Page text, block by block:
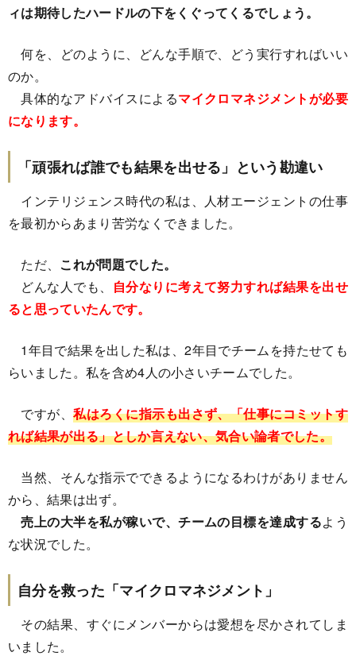
ィは期待したハードルの下をくぐってくるでしょう。
何を、どのように、どんな手順で、どう実行すればいい
のか。
具体的なアドバイスによるマイクロマネジメントが必要
になります。
「頑張れば誰でも結果を出せる」という勘違い
インテリジェンス時代の私は、人材エージェントの仕事
を最初からあまり苦労なくできました。
ただ、 これが問題でした。
どんな人でも、 自分なりに考えて努力すれば結果を出せ
ると思っていたんです。
1年目で結果を出した私は、2年目でチームを持たせても
らいました。私を含め4人の小さいチームでした。
ですが、私はろくに指示も出さず、「仕事にコミットす
れば結果が出る」としか言えない、気合い論者でした。
当然、そんな指示でできるようになるわけがありません
から、結果は出ず。
売上の大半を私が稼いで、チームの目標を達成するよう
な状況でした。
自分を救った「マイクロマネジメント」
その結果、すぐにメンバーからは愛想を尽かされてしま
いました。